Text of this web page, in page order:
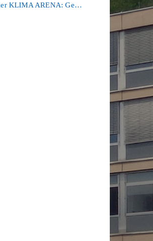
Kooperation mit der KLIMA ARENA: Gemeinsam für Nachhaltigkeit und Klimaschutz